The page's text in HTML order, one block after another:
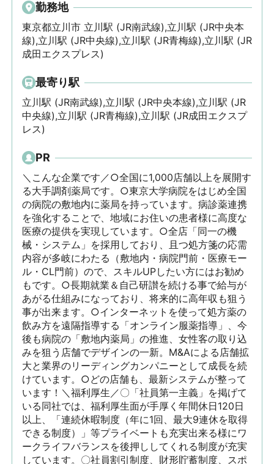
勤務地
東京都立川市 立川駅 (JR南武線),立川駅 (JR中央本
線),立川駅 (JR中央線),立川駅 (JR青梅線),立川駅 (JR
成田エクスプレス)
最寄り駅
立川駅 (JR南武線),立川駅 (JR中央本線),立川駅 (JR
中央線),立川駅 (JR青梅線),立川駅 (JR成田エクスプ
レス)
PR
＼こんな企業です／○全国に1,000店舗以上を展開す
る大手調剤薬局です。○東京大学病院をはじめ全国
の病院の敷地内に薬局を持っています。病診薬連携
を強化することで、地域にお住いの患者様に高度な
医療の提供を実現しています。○全店「同一の機
械・システム」を採用しており、且つ処方箋の応需
内容が多岐にわたる（敷地内・病院門前・医療モー
ル・CL門前）ので、スキルUPしたい方にはお勧め
もです。○長期就業＆自己研讃を続ける事で給与が
あがる仕組みになっており、将来的に高年収も狙う
事が出来ます。○インターネットを使って処方薬の
飲み方を遠隔指導する「オンライン服薬指導」、今
後も病院の「敷地内薬局」の推進、女性客の取り込
みを狙う店舗でデザインの一新。M&Aによる店舗拡
大と業界のリーディングカンパニーとして成長を続
けています。○どの店舗も、最新システムが整って
います！＼福利厚生／〇「社員第一主義」を掲げて
いる同社では、福利厚生面が手厚く年間休日120日
以上、「連続休暇制度（年に1回、最大9連休を取得
できる制度）」等プライベートも充実出来る様にワ
ークライフバランスを後押ししてくれる制度が充実
しています。〇社員割引制度、財形貯蓄制度、スポ